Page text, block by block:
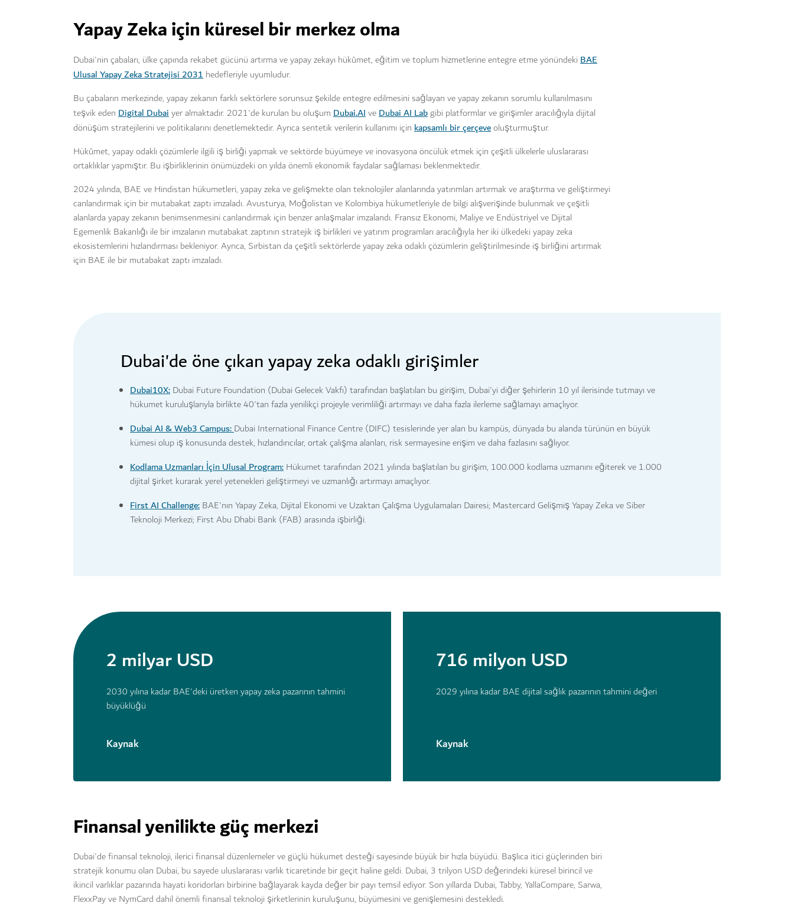
Yapay Zeka için küresel bir merkez olma
Dubai'nin çabaları, ülke çapında rekabet gücünü artırma ve yapay zekayı hükûmet, eğitim ve toplum hizmetlerine entegre etme yönündeki BAE
Ulusal Yapay Zeka Stratejisi 2031 hedefleriyle uyumludur.
Bu çabaların merkezinde, yapay zekanın farklı sektörlere sorunsuz şekilde entegre edilmesini sağlayan ve yapay zekanın sorumlu kullanılmasını
teşvik eden Digital Dubaiyer almaktadır. 2021'de kurulan bu oluşum Dubai.AIveDubai AI Labgibi platformlar ve girişimler aracılığıyla dijital
dönüşüm stratejilerini ve politikalarını denetlemektedir. Ayrıca sentetik verilerin kullanımı için kapsamlı bir çerçeveoluşturmuştur.
Hükûmet, yapay odaklı çözümlerle ilgili iş birliği yapmak ve sektörde büyümeye ve inovasyona öncülük etmek için çeşitli ülkelerle uluslararası
ortaklıklar yapmıştır. Bu işbirliklerinin önümüzdeki on yılda önemli ekonomik faydalar sağlaması beklenmektedir.
2024 yılında, BAE ve Hindistan hükumetleri, yapay zeka ve gelişmekte olan teknolojiler alanlarında yatırımları artırmak ve araştırma ve geliştirmeyi
canlandırmak için bir mutabakat zaptı imzaladı. Avusturya, Moğolistan ve Kolombiya hükumetleriyle de bilgi alışverişinde bulunmak ve çeşitli
alanlarda yapay zekanın benimsenmesini canlandırmak için benzer anlaşmalar imzalandı. Fransız Ekonomi, Maliye ve Endüstriyel ve Dijital
Egemenlik Bakanlığı ile bir imzalanın mutabakat zaptının stratejik iş birlikleri ve yatırım programları aracılığıyla her iki ülkedeki yapay zeka
ekosistemlerini hızlandırması bekleniyor. Ayrıca, Sırbistan da çeşitli sektörlerde yapay zeka odaklı çözümlerin geliştirilmesinde iş birliğini artırmak
için BAE ile bir mutabakat zaptı imzaladı.
Dubai'de öne çıkan yapay zeka odaklı girişimler
Dubai10X: Dubai Future Foundation (Dubai Gelecek Vakfı) tarafından başlatılan bu girişim, Dubai'yi diğer şehirlerin 10 yıl ilerisinde tutmayı ve
hükumet kuruluşlarıyla birlikte 40'tan fazla yenilikçi projeyle verimliliği artırmayı ve daha fazla ilerleme sağlamayı amaçlıyor.
Dubai AI & Web3 Campus:Dubai International Finance Centre (DIFC) tesislerinde yer alan bu kampüs, dünyada bu alanda türünün en büyük
kümesi olup iş konusunda destek, hızlandırıcılar, ortak çalışma alanları, risk sermayesine erişim ve daha fazlasını sağlıyor.
Kodlama Uzmanları İçin Ulusal Program: Hükumet tarafından 2021 yılında başlatılan bu girişim, 100.000 kodlama uzmanını eğiterek ve 1.000
dijital şirket kurarak yerel yetenekleri geliştirmeyi ve uzmanlığı artırmayı amaçlıyor.
First AI Challenge: BAE'nın Yapay Zeka, Dijital Ekonomi ve Uzaktan Çalışma Uygulamaları Dairesi; Mastercard Gelişmiş Yapay Zeka ve Siber
Teknoloji Merkezi; First Abu Dhabi Bank (FAB) arasında işbirliği.
2 milyar USD
2030 yılına kadar BAE'deki üretken yapay zeka pazarının tahmini
büyüklüğü
Kaynak
716 milyon USD
2029 yılına kadar BAE dijital sağlık pazarının tahmini değeri
Kaynak
Finansal yenilikte güç merkezi
Dubai'de finansal teknoloji, ilerici finansal düzenlemeler ve güçlü hükumet desteği sayesinde büyük bir hızla büyüdü. Başlıca itici güçlerinden biri
stratejik konumu olan Dubai, bu sayede uluslararası varlık ticaretinde bir geçit haline geldi. Dubai, 3 trilyon USD değerindeki küresel birincil ve
ikincil varlıklar pazarında hayati koridorları birbirine bağlayarak kayda değer bir payı temsil ediyor. Son yıllarda Dubai, Tabby, YallaCompare, Sarwa,
FlexxPay ve NymCard dahil önemli finansal teknoloji şirketlerinin kuruluşunu, büyümesini ve genişlemesini destekledi.